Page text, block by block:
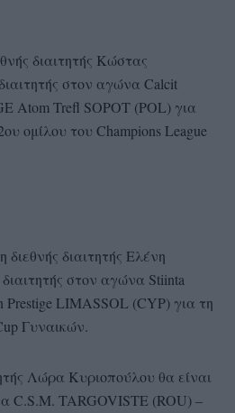
διαιτητής Κώστας
στον αγώνα Calcit
Atom Trefl SOPOT (POL) για
ομίλου του Champions League
διαιτητής Ελένη
στον αγώνα Stiinta
LIMASSOL (CYP) για τη
Γυναικών.
Λώρα Κυριοπούλου θα είναι
C.S.M. TARGOVISTE (ROU) –